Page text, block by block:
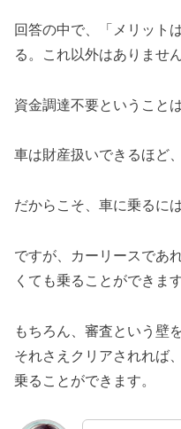
回答の中で、「メリット
る。これ以外はありませ
資金調達不要ということ
車は財産扱いできるほど
だからこそ、車に乗るに
ですが、カーリースであ
くても乗ることができます
もちろん、審査という壁
それさえクリアされれば
乗ることができます。